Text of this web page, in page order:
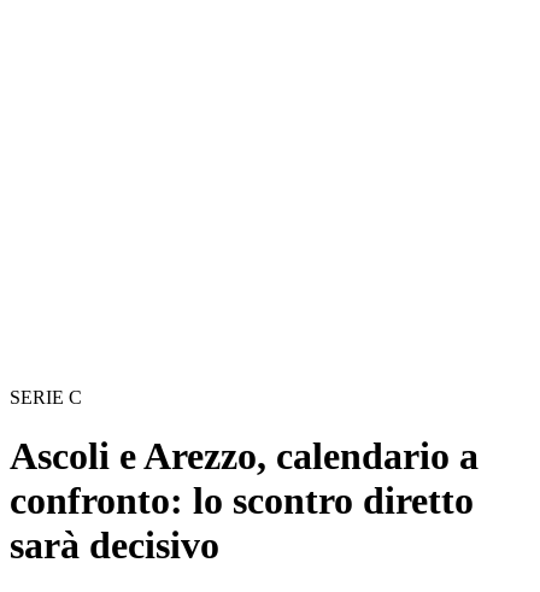
SERIE C
Ascoli e Arezzo, calendario a
confronto: lo scontro diretto
sarà decisivo